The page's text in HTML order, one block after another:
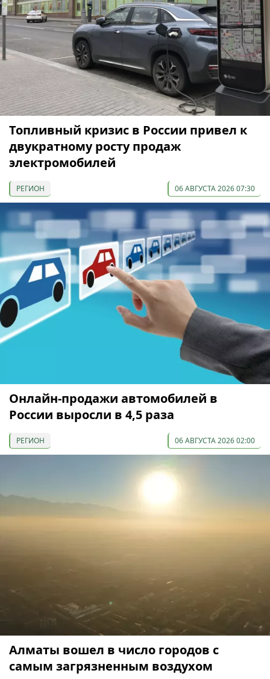
Топливный кризис в России привел к
двукратному росту продаж
электромобилей
РЕГИОН 06 АВГУСТА 2026 07:30
Онлайн-продажи автомобилей в
России выросли в 4,5 раза
РЕГИОН 06 АВГУСТА 2026 02:00
Алматы вошел в число городов с
самым загрязненным воздухом